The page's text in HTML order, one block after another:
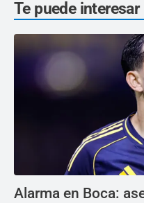
Te puede interesar
Alarma en Boca: